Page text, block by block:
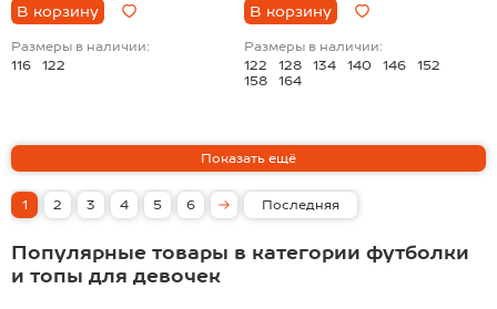
В корзину
Размеры в наличии:
116
122
В корзину
Размеры в наличии:
122
128 134 140 146
152
158
164
1 2 3 4 5 6 Последняя
Популярные товары в категории футболки
и топы для девочек